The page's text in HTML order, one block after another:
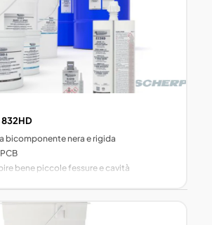
832HD
bicomponente nera e rigida
bene piccole fessure e cavità